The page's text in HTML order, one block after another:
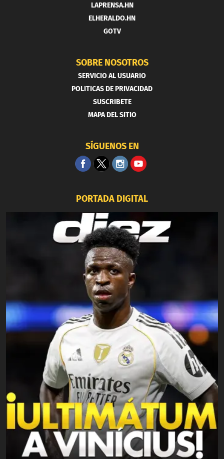
LAPRENSA.HN
ELHERALDO.HN
GOTV
SOBRE NOSOTROS
SERVICIO AL USUARIO
POLITICAS DE PRIVACIDAD
SUSCRIBETE
MAPA DEL SITIO
SÍGUENOS EN
PORTADA DIGITAL